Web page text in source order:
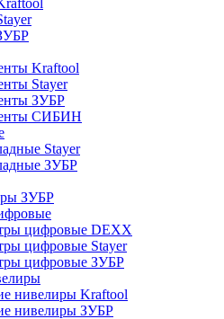
Kraftool
Stayer
ЗУБР
СИБИН
Stayer
ЗУБР
ЗУБР
цифровые DEXX
цифровые Stayer
цифровые ЗУБР
нивелиры Kraftool
нивелиры ЗУБР